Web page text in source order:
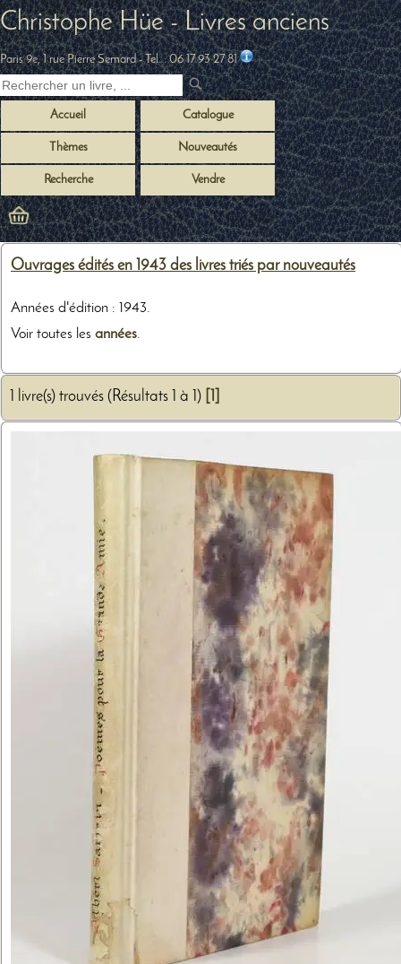
Christophe Hüe - Livres anciens
Paris 9e, 1 rue Pierre Semard- Tel. :06 17 93 27 81
Accueil Catalogue
Thèmes Nouveautés
Recherche Vendre
Ouvrages édités en 1943 des livres triés par nouveautés
Années d'édition : 1943.
Voir toutes les années.
1 livre(s) trouvés (Résultats 1 à 1)